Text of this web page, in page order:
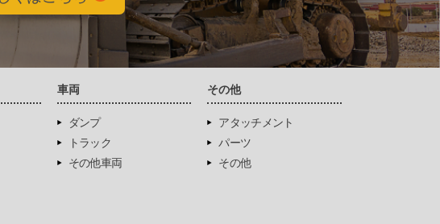
車両
ダンプ
トラック
その他車両
その他
アタッチメント
パーツ
その他